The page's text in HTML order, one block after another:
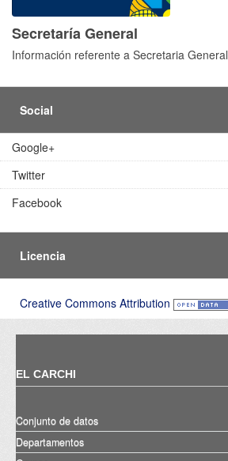
Secretaría General
Información referente a Secretaria General
Social
Google+
Twitter
Facebook
Licencia
Creative Commons Attribution
EL CARCHI
Conjunto de datos
Departamentos